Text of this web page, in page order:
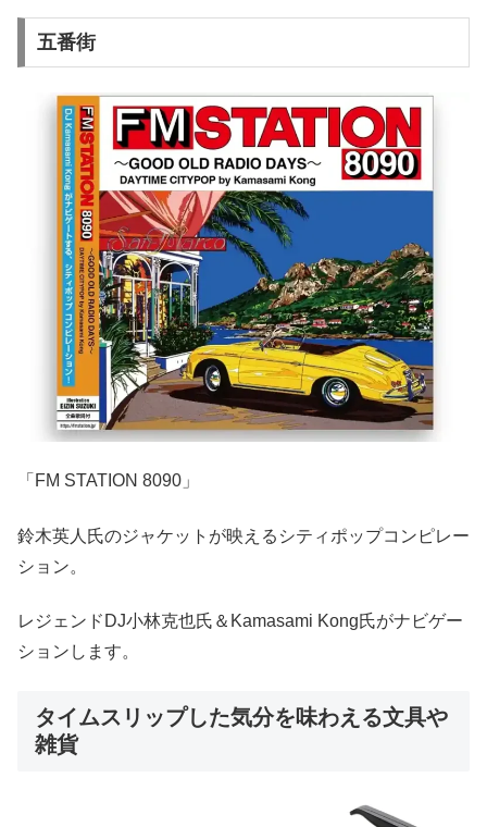
五番街
「FM STATION 8090」
鈴木英人氏のジャケットが映えるシティポップコンピレー
ション。
レジェンドDJ小林克也氏＆Kamasami Kong氏がナビゲー
ションします。
タイムスリップした気分を味わえる文具や
雑貨